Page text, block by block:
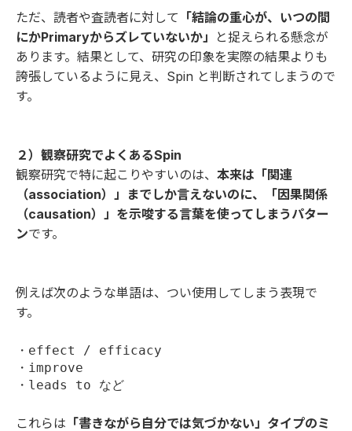
ただ、読者や査読者に対して 「結論の重心が、いつの間
にかPrimaryからズレていないか」
と捉えられる懸念が
あります。結果として、研究の印象を実際の結果よりも
誇張しているように見え、Spin と判断されてしまうので
す。
２）観察研究でよくあるSpin
観察研究で特に起こりやすいのは、 本来は「関連
（association）」までしか言えないのに、「因果関係
（causation）」を示唆する言葉を使ってしまうパター
ンです。
例えば次のような単語は、つい使用してしまう表現で
す。
・effect / efficacy
・improve
・leads to など
これらは 「書きながら自分では気づかない」タイプのミ